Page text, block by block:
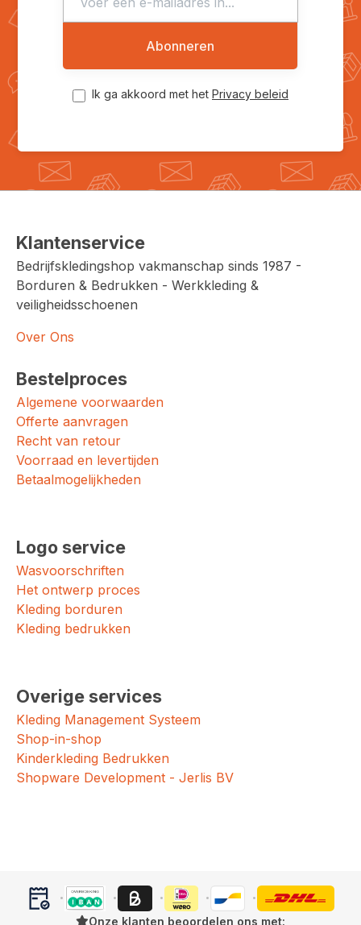
Abonneren
Ik ga akkoord met het Privacy beleid
Klantenservice
Bedrijfskledingshop vakmanschap sinds 1987 -
Borduren & Bedrukken - Werkkleding &
veiligheidsschoenen
Over Ons
Bestelproces
Algemene voorwaarden
Offerte aanvragen
Recht van retour
Voorraad en levertijden
Betaalmogelijkheden
Logo service
Wasvoorschriften
Het ontwerp proces
Kleding borduren
Kleding bedrukken
Overige services
Kleding Management Systeem
Shop-in-shop
Kinderkleding Bedrukken
Shopware Development - Jerlis BV
Onze klanten beoordelen ons met: